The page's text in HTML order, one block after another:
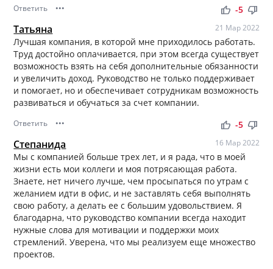
Ответить ••• thumb_up thumb_down
-5
Татьяна 21 Мар 2022
Лучшая компания, в которой мне приходилось работать.
Труд достойно оплачивается, при этом всегда существует
возможность взять на себя дополнительные обязанности
и увеличить доход. Руководство не только поддерживает
и помогает, но и обеспечивает сотрудникам возможность
развиваться и обучаться за счет компании.
Ответить ••• thumb_up thumb_down
-5
Степанида 16 Мар 2022
Мы с компанией больше трех лет, и я рада, что в моей
жизни есть мои коллеги и моя потрясающая работа.
Знаете, нет ничего лучше, чем просыпаться по утрам с
желанием идти в офис, и не заставлять себя выполнять
свою работу, а делать ее с большим удовольствием. Я
благодарна, что руководство компании всегда находит
нужные слова для мотивации и поддержки моих
стремлений. Уверена, что мы реализуем еще множество
проектов.